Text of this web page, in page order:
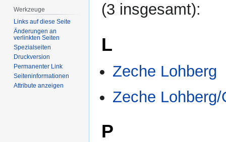
(3 insgesamt):
L
Zeche Lohberg
Zeche
P
Werkzeuge
Links auf diese Seite
Änderungen an
verlinkten Seiten
Spezialseiten
Druckversion
Permanenter Link
Seiten­­informationen
Attribute anzeigen